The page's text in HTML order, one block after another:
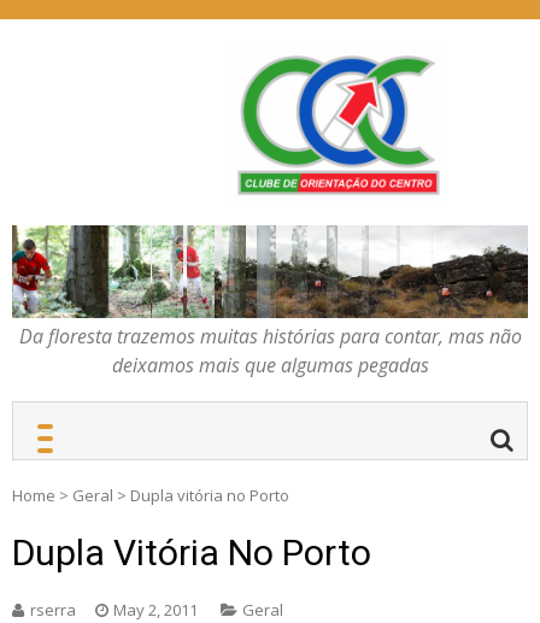
COC – CLUBE DE
ORIENTAÇÃO DO
CENTRO
Da floresta trazemos
muitas histórias para
contar, mas não deixamos
mais que algumas
pegadas
Da floresta trazemos muitas histórias para contar, mas não
deixamos mais que algumas pegadas
Home > Geral > Dupla vitória no Porto
Dupla Vitória No Porto
rserra May 2, 2011 Geral